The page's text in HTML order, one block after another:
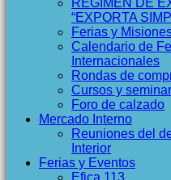
“EXPORTA
Ferias y
Calendario de
Internacionales
Rondas de
Cursos y
Foro de calzado
Mercado Interno
Reuniones del
Interior
Ferias y Eventos
Efica 113